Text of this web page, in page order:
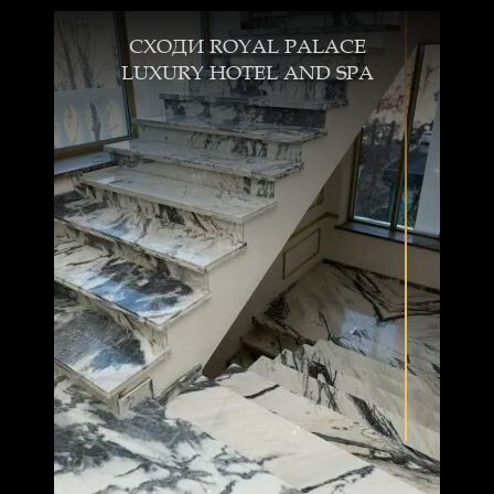
СХОДИ ROYAL PALACE
LUXURY HOTEL AND SPA